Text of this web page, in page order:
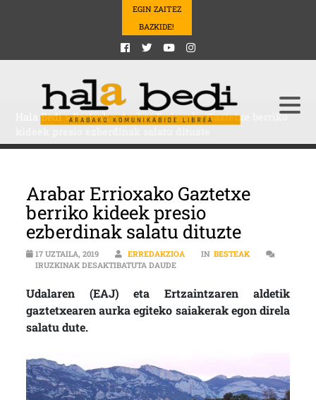
EGIN ZAITEZ
BAZKIDE!
Hala Bedi>Besteak>Arabar Errioxako Gaztetxe berriko
Arabar Errioxako Gaztetxe
berriko kideek presio
ezberdinak salatu dituzte
17 UZTAILA, 2019 ERREDAKZIOA IN BESTEAK
IRUZKINAK DESAKTIBATUTA DAUDEARABAR ERRIOXAKO GAZTETXE
Udalaren (EAJ) eta Ertzaintzaren aldetik
gaztetxearen aurka egiteko saiakerak egon direla
salatu dute.